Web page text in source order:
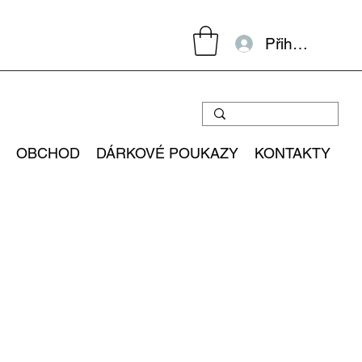
Přihlásit se
OBCHOD DÁRKOVÉ POUKAZY KONTAKTY